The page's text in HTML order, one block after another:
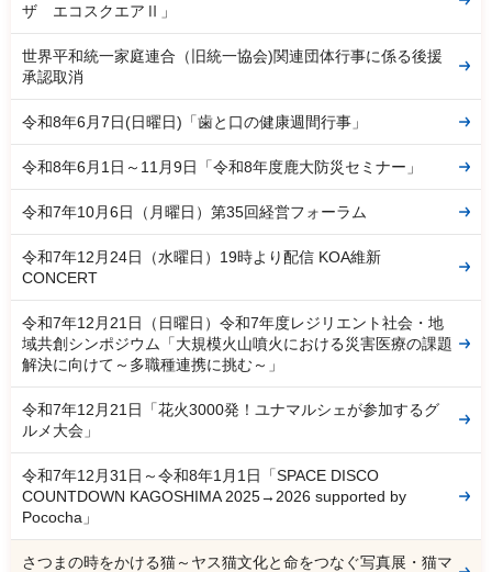
ザ エコスクエアⅡ」
世界平和統一家庭連合（旧統一協会)関連団体行事に係る後援
承認取消
令和8年6月7日(日曜日)「歯と口の健康週間行事」
令和8年6月1日～11月9日「令和8年度鹿大防災セミナー」
令和7年10月6日（月曜日）第35回経営フォーラム
令和7年12月24日（水曜日）19時より配信 KOA維新
CONCERT
令和7年12月21日（日曜日）令和7年度レジリエント社会・地
域共創シンポジウム「大規模火山噴火における災害医療の課題
解決に向けて～多職種連携に挑む～」
令和7年12月21日「花火3000発！ユナマルシェが参加するグ
ルメ大会」
令和7年12月31日～令和8年1月1日「SPACE DISCO
COUNTDOWN KAGOSHIMA 2025→2026 supported by
Pococha」
さつまの時をかける猫～ヤス猫文化と命をつなぐ写真展・猫マ